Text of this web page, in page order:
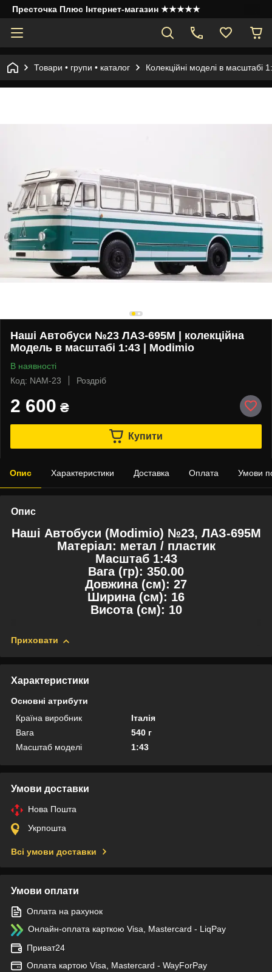
Престочка Плюс Інтернет-магазин ★★★★★
Товари • групи • каталог Колекційні моделі в масштабі
Наші Автобуси №23 ЛАЗ-695М | колекційна
Модель в масштабі 1:43 | Modimio
В наявності
Код: NAM-23
Роздріб
2 600 ₴
Купити
Опис Характеристики Доставка Оплата Умови
Опис
Наші Автобуси (Modimio) №23, ЛАЗ-695М
Матеріал: метал / пластик
Масштаб 1:43
Вага (гр): 350.00
Довжина (см): 27
Ширина (см): 16
Висота (см): 10
Приховати
Характеристики
Основні атрибути
Країна виробник
Італія
Вага
540 г
Масштаб моделі
1:43
Умови доставки
Нова Пошта
Укрпошта
Всі умови доставки
Умови оплати
Оплата на рахунок
Онлайн-оплата карткою Visa, Mastercard - LiqPay
Приват24
Оплата картою Visa, Mastercard - WayForPay